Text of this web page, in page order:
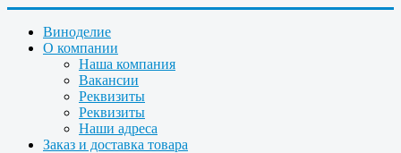
Виноделие
О компании
Наша компания
Вакансии
Реквизиты
Реквизиты
Наши адреса
Заказ и доставка товара